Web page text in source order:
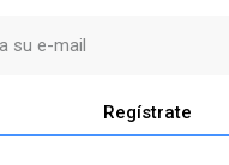
Regístrate